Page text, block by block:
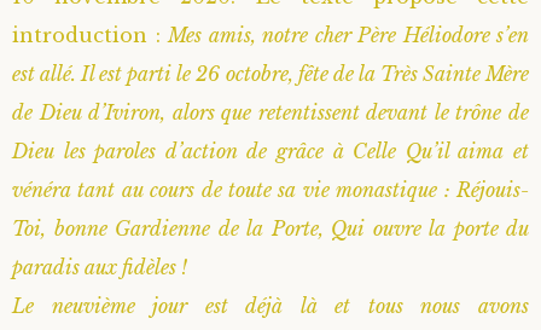
Saint Sophrony l’Athonite
Sainte Xenia
Sainte Matrone de Moscou
Staritsa Marie Makovkine
Natalia de Vyritsa
Staritsa Anastasia
Archimandrite Lazare (Abachidzé)
Geronda Arsenios le Spiléote
Gerondissa Makrina (Vassopoulou)
Archimandrite Nathanaël (Pospelov)
Père Héliodore
introduction :Mes amis, notre cher Père Héliodore s’en
est allé. Il est parti le 26 octobre, fête de la Très Sainte Mère
de Dieu d’Iviron, alors que retentissent devant le trône de
Dieu les paroles d’action de grâce à Celle Qu’il aima et
vénéra tant au cours de toute sa vie monastique : Réjouis-
Toi, bonne Gardienne de la Porte, Qui ouvre la porte du
paradis aux fidèles !
Le neuvième jour est déjà là et tous nous avons